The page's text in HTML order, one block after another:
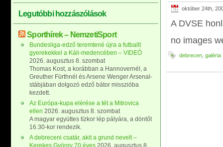
október 24th,
A DVSE
no images
debrecen galéria
Legutóbbi hozzászólások
Sporthírek – NemzetiSport
Bundesliga-edző teremtené újra a futballt
gyerekekkel a Káli-medencében – VIDEÓ
2026. augusztus 8. szombat
Thomas Kost, a korábban a Hannovernél, a
Greuther Fürthnél és Arsene Wenger Arsenal-
stábjában dolgozó edző bátor misszióba
kezdett.
Az Európa-kupa elérése a tét a Mitrovica
ellen 2026. augusztus 8. szombat
A magyar együttes tízkor lép pályára, a döntőt
16.30-kor rendezik.
A debreceni csatár, akit a grund nevelt –
Kerekes György 70 éves 2026. augusztus 8.